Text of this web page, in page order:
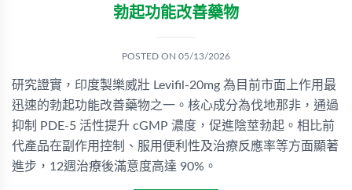
勃起功能改善藥物
POSTED ON 05/13/2026
研究證實，印度製樂威壯 Levifil-20mg 為目前市面上作用最
迅速的勃起功能改善藥物之一。核心成分為伐地那非，通過
抑制 PDE-5 活性提升 cGMP 濃度，促進陰莖勃起。相比前
代產品在副作用控制、服用便利性及治療反應率等方面顯著
進步，12週治療後滿意度高達 90%。